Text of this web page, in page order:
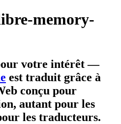
memory-
votre intérêt—
est traduit grâce à
conçu pour
autant pour les
les traducteurs.